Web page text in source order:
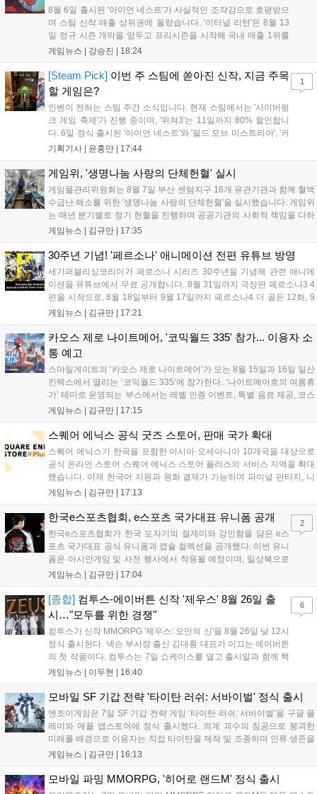
8월 6일 출시된 '아이언 네스트'가 사실적인 조작감으로 호평받으
며 스팀 신작 매출 상위권에 올랐습니다. '이터널 리턴'은 8월 13
일 정규 시즌 개막을 앞두고 프리시즌을 시작해 국내 매출 1위를
기록했습니다. 25주년을 맞은 '고스트 리콘' 시리즈는 8월 6일 쇼
'마블 투혼: 파이팅 소울즈'와 레트로 수리 시뮬레이션 '리스토
리'도 스팀에 정식 출시되었습니다....
게임뉴스 | 강승진 | 18:24
[Steam Pick] 이번 주 스팀에 쏟아진 신작, 지금 주목
할 게임은?
인벤이 전하는 스팀 주간 소식입니다. 현재 스팀에서는 '사이버펑
크 게임 축제'가 진행 중이며, '위쳐3'는 11일까지 80% 할인합니
다. 6일 정식 출시된 '아이언 네스트'와 '필드 오브 미스트리아', '커
세어 코브'가 호평받고 있습니다. 한편, 7일 출시된 '마블 투혼'은
다. 유비소프트의 '고스트리콘: 와일드랜드'는 7년 만의 대규모 업
데이트 '라스트 라이츠'와 함께 95% 할인 중입니다....
기획기사 | 윤홍만 | 17:44
1
게임위, '생명나눔 사랑의 단체헌혈' 실시
게임물관리위원회는 8월 7일 부산 센텀지구 16개 유관기관과 함께 혈액
수급난 해소를 위한 '생명나눔 사랑의 단체헌혈'을 실시했습니다. 게임위
는 매년 분기별로 정기 헌혈을 진행하며 공공기관의 사회적 책임을 다하
고 있으며, 이번 행사에는 영화진흥위원회 등 14개 기관 임직원이 동참
따뜻한 실천에 참여한 모든 임직원에게 감사의 뜻을 전하며 헌혈 문화
확산에 앞장섰습니다....
게임뉴스 | 김규만 | 17:35
30주년 기념! '페르소나' 애니메이션 전편 유튜브 방영
세가퍼블리싱코리아가 페르소나 시리즈 30주년을 기념해 관련 애니메
이션을 유튜브에서 무료 공개합니다. 8월 31일까지 극장판 페르소나3 4
편을 시작으로, 8월 18일부터 9월 17일까지 페르소나4 더 골든 12화, 9
월 15일부터 10월 14일까지 페르소나5 시리즈가 순차 공개됩니다. 또한
영상 및 대형 전광판에 소개될 예정입니다....
게임뉴스 | 김규만 | 17:21
카오스 제로 나이트메어, '코믹월드 335' 참가... 이용자 소
통 예고
스마일게이트의 ‘카오스 제로 나이트메어’가 오는 8월 15일과 16일 일산
킨텍스에서 열리는 ‘코믹월드 335’에 참가한다. ‘나이트메어호의 여름휴
가’ 테마로 운영되는 부스에서는 레벨 인증 이벤트, 특별 음료 제공, 코스
프레 모델 포토존 등 다채로운 행사가 진행된다. 유명 코스어 7인이 캐릭
세한 정보는 공식 커뮤니티에서 확인 가능하다....
게임뉴스 | 김규만 | 17:15
스퀘어 에닉스 공식 굿즈 스토어, 판매 국가 확대
스퀘어 에닉스가 한국을 포함한 아시아·오세아니아 10개국을 대상으로
공식 온라인 스토어 스퀘어 에닉스 스토어 플러스의 서비스 지역을 확대
했습니다. 이제 한국어 지원과 원화 결제가 가능하며 파이널 판타지, 니
어 등 주요 게임의 피규어, 굿즈를 구매할 수 있습니다. 신상품이 순차적
용 가능합니다....
게임뉴스 | 김규만 | 17:13
한국e스포츠협회, e스포츠 국가대표 유니폼 공개
한국e스포츠협회가 한국 도자기의 절제미와 강인함을 담은 e스
포츠 국가대표 공식 유니폼과 캡슐 컬렉션을 공개했다. 이번 유니
폼은 아시안게임 및 사전 행사에서 착용될 예정이며, 일상복으로
구성된 컬렉션은 오는 8월 28일부터 골스튜디오 공식 홈페이지
서는 대회 규정에 따라 별도의 유니폼을 착용할 계획이다....
게임뉴스 | 김규만 | 17:04
2
[종합] 컴투스-에이버튼 신작 '제우스' 8월 26일 출
시…"모두를 위한 경쟁"
컴투스가 신작 MMORPG '제우스: 오만의 신'을 8월 26일 낮 12시
정식 출시한다. 넥슨 부사장 출신 김대훤 대표가 이끄는 에이버튼
의 첫 작품이다. 컴투스는 7일 쇼케이스를 열고 출시일과 함께 핵
심 콘텐츠, 유료화 정책, 운영 방향을 공개했다. 캐릭터명 선점은
의 오만으로 균열이...
게임뉴스 | 이두현 | 16:40
6
모바일 SF 기갑 전략 '타이탄 러쉬: 서바이벌' 정식 출시
엔조이게임은 7일 SF 기갑 전략 게임 ‘타이탄 러쉬: 서바이벌’을 구글 플
레이와 애플 앱스토어에 정식 출시했다. 외계 괴수의 침공으로 붕괴한
미래를 배경으로 이용자는 직접 타이탄을 제작 및 조종하며 인류 생존을
위한 전투를 펼친다. 지휘관 모집, 피난처 운영, 연맹 협동 콘텐츠가 특징
지원 보상을 제공한다. 상세 내용은 공식 커뮤니티에서 확인 가능하다....
게임뉴스 | 김규만 | 16:13
모바일 파밍 MMORPG, '히어로 랜드M' 정식 출시